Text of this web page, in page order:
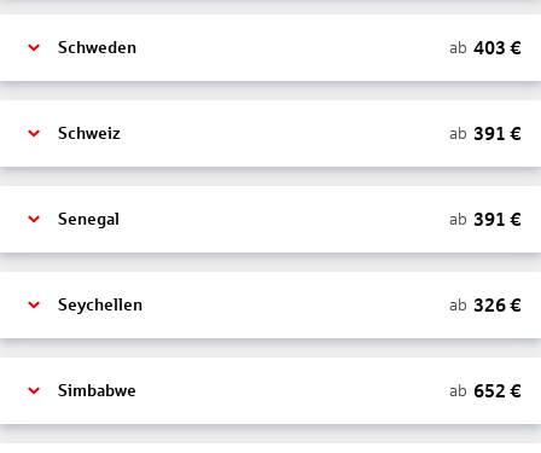
Schweden ab 403 €
Schweiz ab 391 €
Senegal ab 391 €
Seychellen ab 326€
Simbabwe ab 652 €